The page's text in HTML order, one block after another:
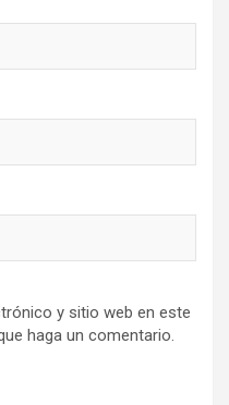
y sitio web en este
haga un comentario.